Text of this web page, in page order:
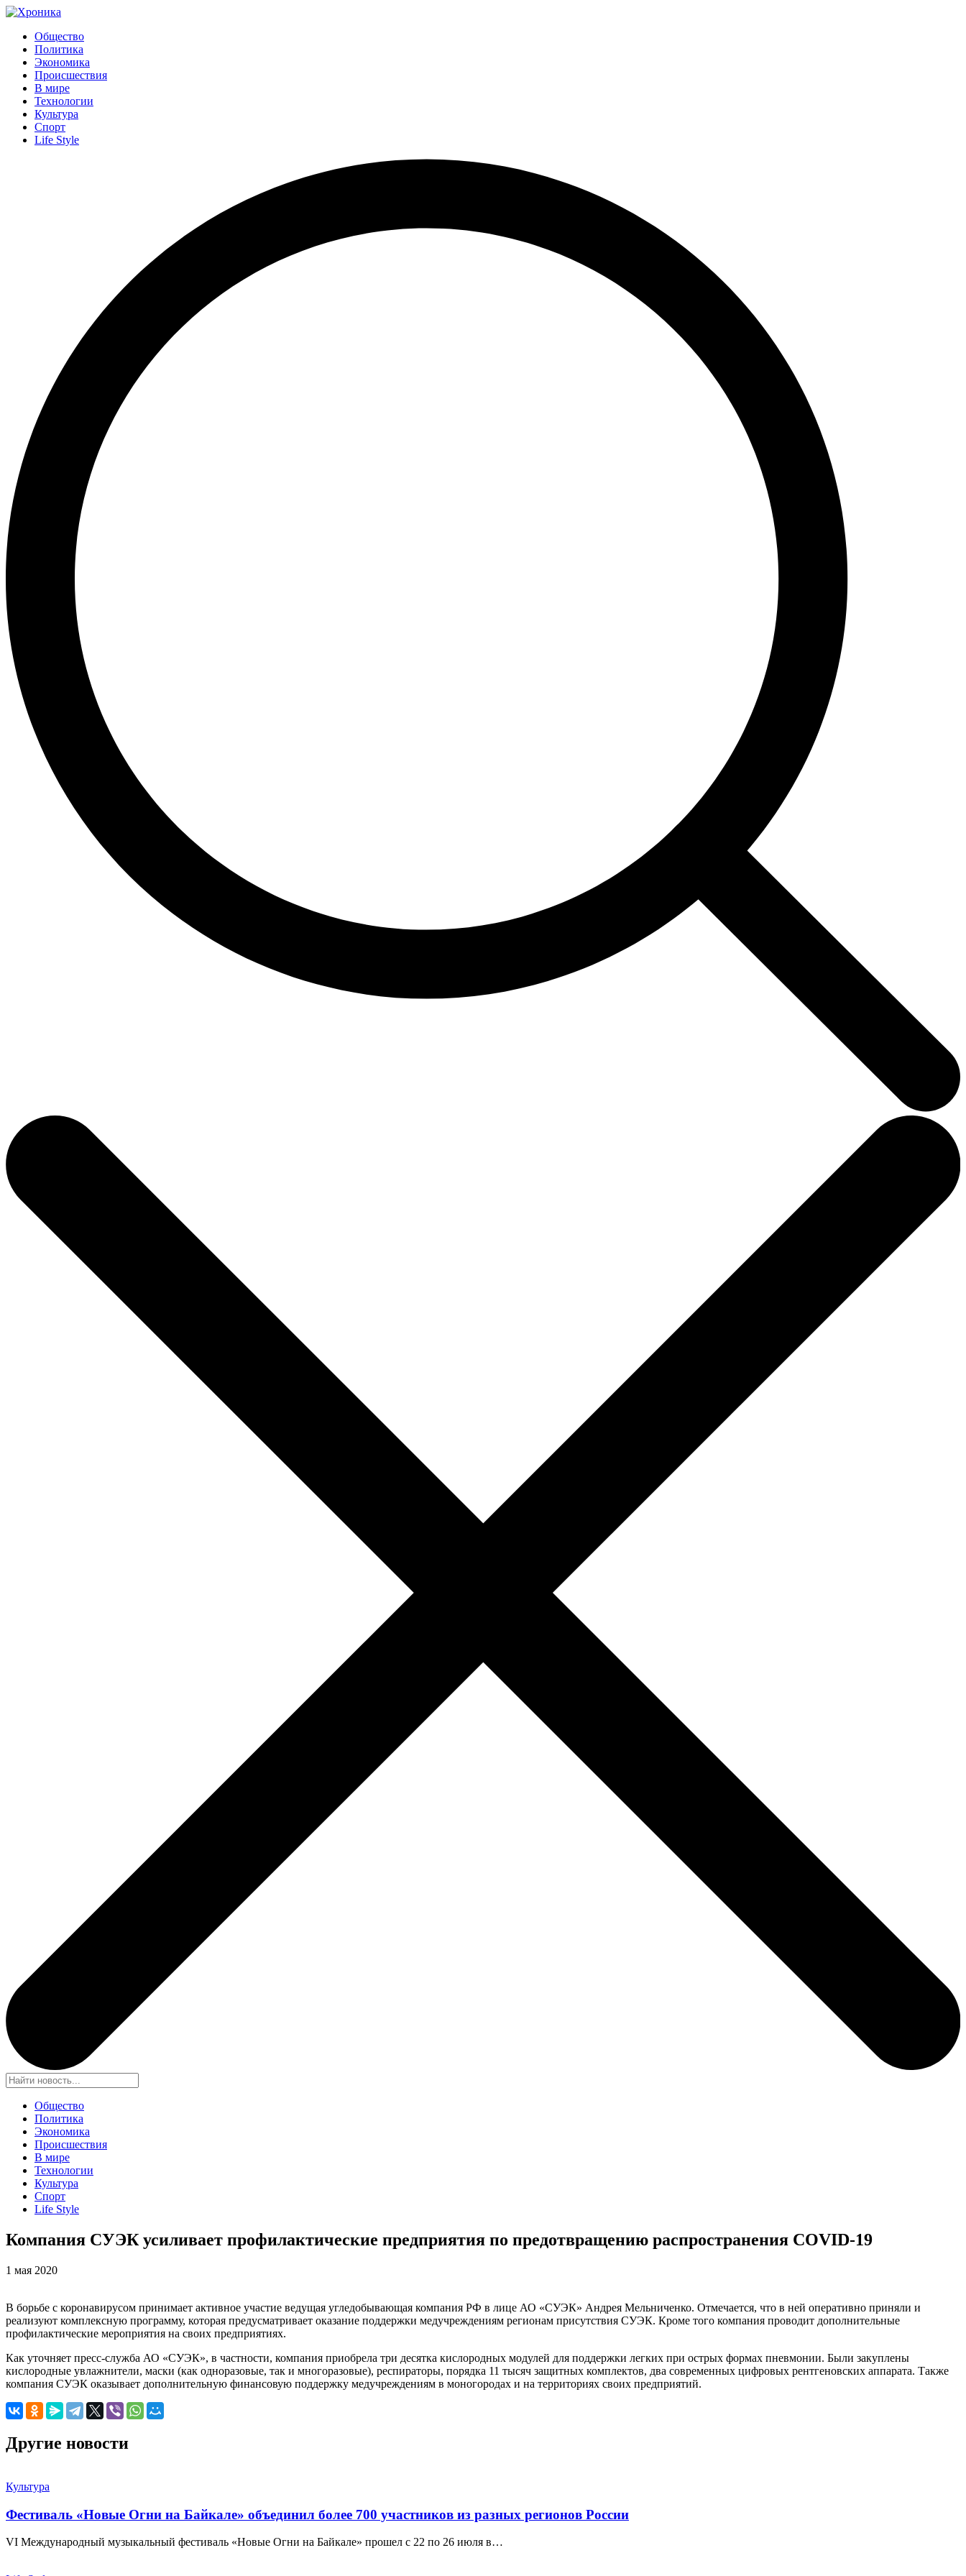
Общество
Политика
Экономика
Происшествия
В мире
Технологии
Культура
Спорт
Life Style
Общество
Политика
Экономика
Происшествия
В мире
Технологии
Культура
Спорт
Life Style
Компания СУЭК усиливает профилактические предприятия по предотвращению распространения COVID-19
1 мая 2020
В борьбе с коронавирусом принимает активное участие ведущая угледобывающая компания РФ в лице АО «СУЭК» Андрея Мельниченко. Отмечается, что в ней оперативно приняли и
реализуют комплексную программу, которая предусматривает оказание поддержки медучреждениям регионам присутствия СУЭК. Кроме того компания проводит дополнительные
профилактические мероприятия на своих предприятиях.
Как уточняет пресс-служба АО «СУЭК», в частности, компания приобрела три десятка кислородных модулей для поддержки легких при острых формах пневмонии. Были закуплены
кислородные увлажнители, маски (как одноразовые, так и многоразовые), респираторы, порядка 11 тысяч защитных комплектов, два современных цифровых рентгеновских аппарата. Также
компания СУЭК оказывает дополнительную финансовую поддержку медучреждениям в моногородах и на территориях своих предприятий.
Другие новости
Культура
Фестиваль «Новые Огни на Байкале» объединил более 700 участников из разных регионов России
VI Международный музыкальный фестиваль «Новые Огни на Байкале» прошел с 22 по 26 июля в…